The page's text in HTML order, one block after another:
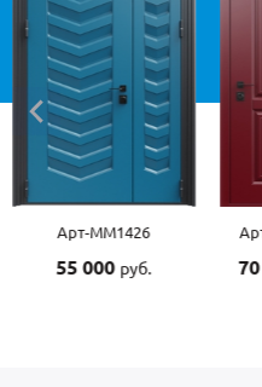
Арт-ММ1227
70 000